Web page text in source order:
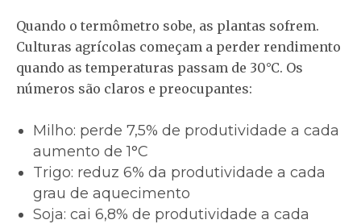
Quando o termômetro sobe, as plantas sofrem.
Culturas agrícolas começam a perder rendimento
quando as temperaturas passam de 30°C. Os
números são claros e preocupantes:
Milho: perde 7,5% de produtividade a cada
aumento de 1°C
Trigo: reduz 6% da produtividade a cada
grau de aquecimento
Soja: cai 6,8% de produtividade a cada